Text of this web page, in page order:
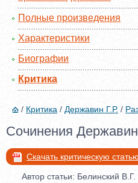
Полные произведения
Характеристики
Биографии
Критика
/ Критика / Державин Г.Р. /
Сочинения
Скачать критическую статью
Автор статьи: Белинский В.Г.